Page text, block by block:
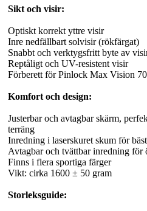
Sikt och visir:
Optiskt korrekt yttre visir
Inre nedfällbart solvisir (rökfärgat)
Snabbt och verktygsfritt byte av
Reptåligt och UV-resistent visir
Förberett för Pinlock Max Vision 70
Komfort och design:
Justerbar och avtagbar skärm,
terräng
Inredning i laserskuret skum för
Avtagbar och tvättbar inredning för
Finns i flera sportiga färger
Vikt: cirka 1600 ± 50 gram
Storleksguide: